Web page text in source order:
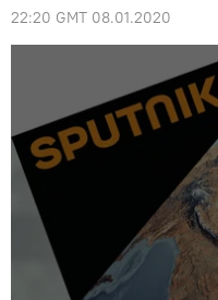
22:20 GMT 08.01.2020